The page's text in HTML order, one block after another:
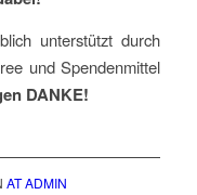
unterstützt durch
und Spendenmittel
DANKE!
AT ADMIN